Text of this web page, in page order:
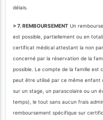
délais.
> 7. REMBOURSEMENT Un
est possible, partiellement ou en
certificat médical attestant la non
concerné par la réservation de la
possible. Le compte de la famille est
peut être utilisé par ce même enfant
sur un stage, un parascolaire ou un
temps), le tout sans aucun frais
remboursement spécifique sur